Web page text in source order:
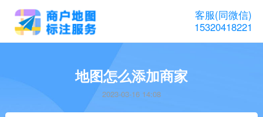
客服(同微信)
15320418221
地图怎么添加商家
2023-03-16 14:08